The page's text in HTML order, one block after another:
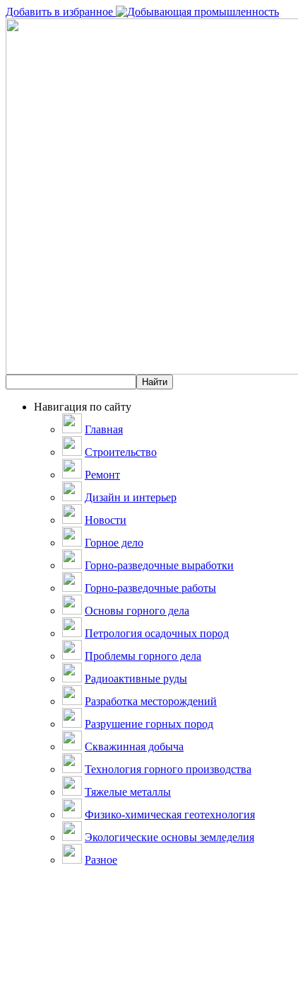
Добавить в избранное
Навигация по сайту
Главная
Строительство
Ремонт
Дизайн и интерьер
Новости
Горное дело
Горно-разведочные выработки
Горно-разведочные работы
Основы горного дела
Петрология осадочных пород
Проблемы горного дела
Радиоактивные руды
Разработка месторождений
Разрушение горных пород
Скважинная добыча
Технология горного производства
Тяжелые металлы
Физико-химическая геотехнология
Экологические основы земледелия
Разное